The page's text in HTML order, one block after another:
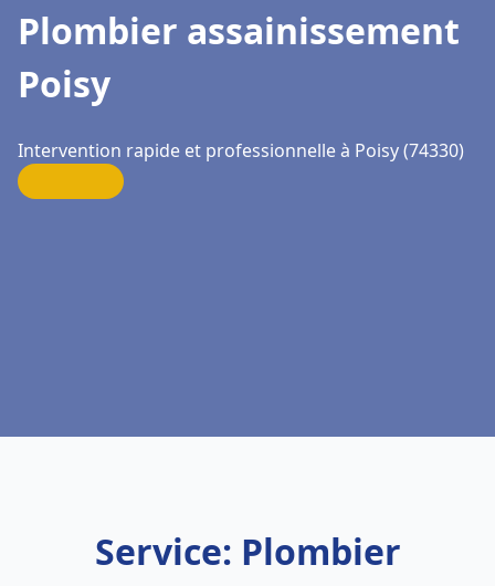
Plombier assainissement
Poisy
Intervention rapide et professionnelle à Poisy (74330)
Service: Plombier